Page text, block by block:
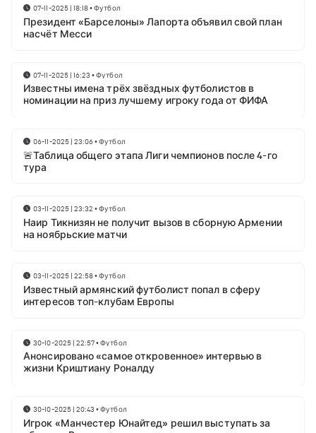
07-11-2025 | 18:18•Футбол
Президент «Барселоны» Лапорта объявил свой план
насчёт Месси
07-11-2025 | 16:23 •Футбол
Известны имена трёх звёздных футболистов в
номинации на приз лучшему игроку года от ФИФА
06-11-2025 | 23:06•Футбол
🚨Таблица общего этапа Лиги чемпионов после 4-го
тура
03-11-2025 | 23:32 •Футбол
Наир Тикнизян не получит вызов в сборную Армении
на ноябрьские матчи
03-11-2025 | 22:58•Футбол
Известный армянский футболист попал в сферу
интересов топ-клубам Европы
30-10-2025 | 22:57•Футбол
Анонсировано «самое откровенное» интервью в
жизни Криштиану Роналду
30-10-2025 | 20:43 •Футбол
Игрок «Манчестер Юнайтед» решил выступать за